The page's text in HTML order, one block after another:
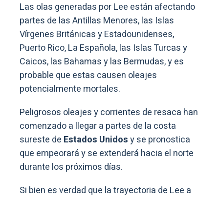
Las olas generadas por Lee están afectando
partes de las Antillas Menores, las Islas
Vírgenes Británicas y Estadounidenses,
Puerto Rico, La Española, las Islas Turcas y
Caicos, las Bahamas y las Bermudas, y es
probable que estas causen oleajes
potencialmente mortales.
Peligrosos oleajes y corrientes de resaca han
comenzado a llegar a partes de la costa
sureste de Estados Unidosy se pronostica
que empeorará y se extenderá hacia el norte
durante los próximos días.
Si bien es verdad que la trayectoria de Lee a